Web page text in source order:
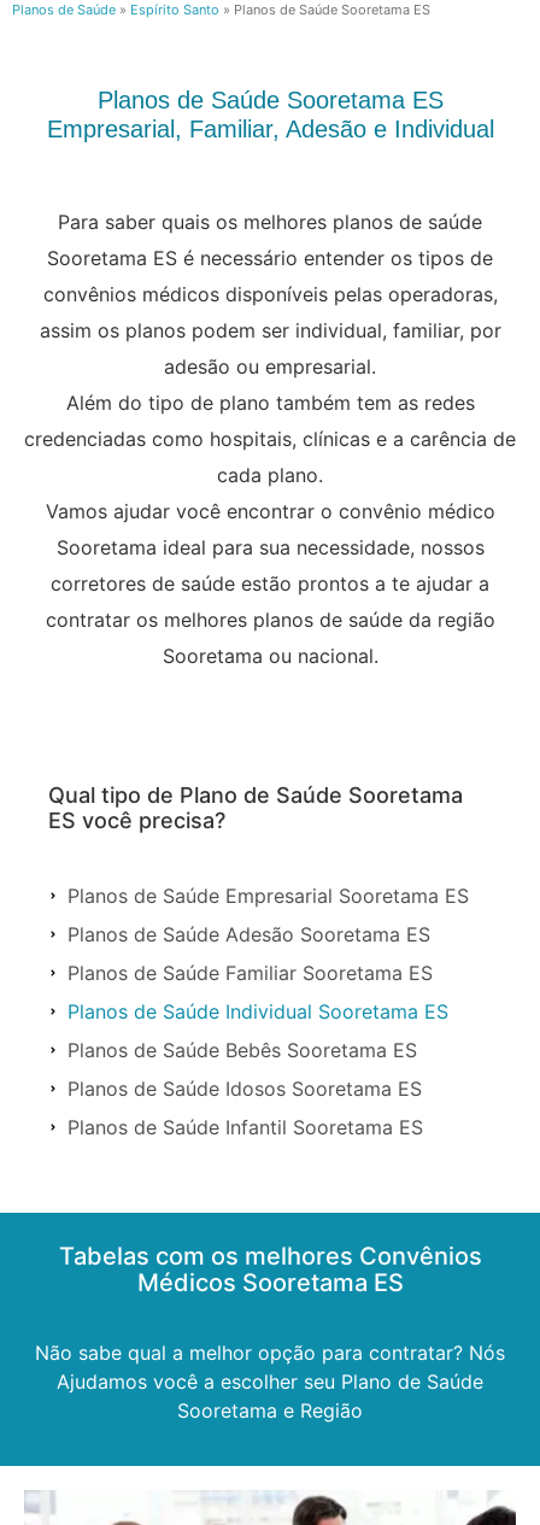
Planos de Saúde » Espírito Santo » Planos de Saúde Sooretama ES
Planos de Saúde Sooretama ES
Empresarial, Familiar, Adesão e Individual
Para saber quais os melhores planos de saúde
Sooretama ES é necessário entender os tipos de
convênios médicos disponíveis pelas operadoras,
assim os planos podem ser individual, familiar, por
adesão ou empresarial.
Além do tipo de plano também tem as redes
credenciadas como hospitais, clínicas e a carência de
cada plano.
Vamos ajudar você encontrar o convênio médico
Sooretama ideal para sua necessidade, nossos
corretores de saúde estão prontos a te ajudar a
contratar os melhores planos de saúde da região
Sooretama ou nacional.
Qual tipo de Plano de Saúde Sooretama
ES você precisa?
Planos de Saúde Empresarial Sooretama ES
Planos de Saúde Adesão Sooretama ES
Planos de Saúde Familiar Sooretama ES
Planos de Saúde Individual Sooretama ES
Planos de Saúde Bebês Sooretama ES
Planos de Saúde Idosos Sooretama ES
Planos de Saúde Infantil Sooretama ES
Tabelas com os melhores Convênios
Médicos Sooretama ES
Não sabe qual a melhor opção para contratar? Nós
Ajudamos você a escolher seu Plano de Saúde
Sooretama e Região